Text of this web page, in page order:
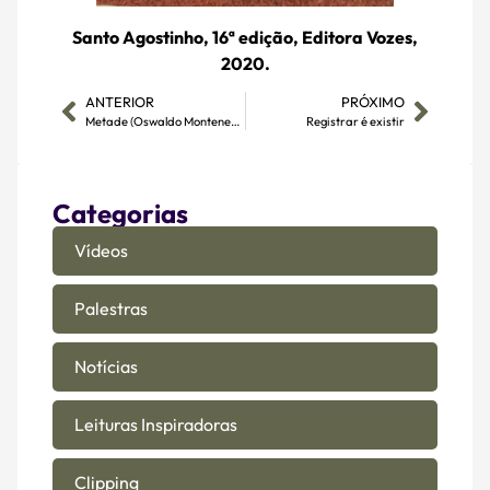
Santo Agostinho, 16ª edição, Editora Vozes,
2020.
ANTERIOR
Metade (Oswaldo Montenegro), para minha metade, Mirna!
PRÓXIMO
Registrar é existir
Categorias
Vídeos
Palestras
Notícias
Leituras Inspiradoras
Clipping